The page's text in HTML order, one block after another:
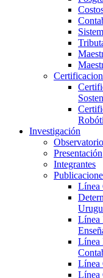
Investigación
Presentación
Integrantes
Línea
Línea
Línea
Línea
Línea